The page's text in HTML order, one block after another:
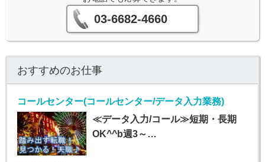
03-6682-4660
おすすめのお仕事
コールセンター(コールセンター/データ入力業務)
≪データ入力/コール≫短期・長期
OK^^b週3～…